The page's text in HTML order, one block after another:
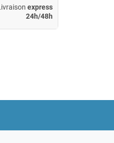
express
24h/48h